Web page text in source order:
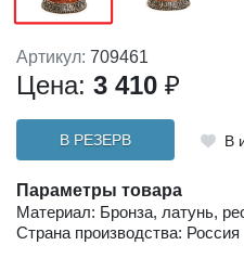
Артикул: 709461
Цена: 3 410 ₽
В РЕЗЕРВ В
Параметры товара
Материал: Бронза, латунь,
Страна производства: Россия